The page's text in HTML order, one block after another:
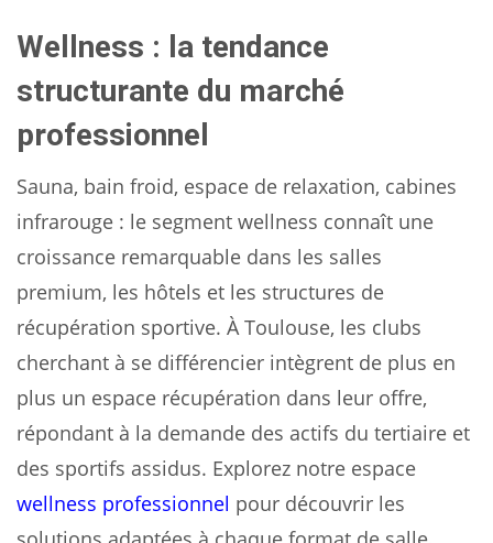
Wellness : la tendance
structurante du marché
professionnel
Sauna, bain froid, espace de relaxation, cabines
infrarouge : le segment wellness connaît une
croissance remarquable dans les salles
premium, les hôtels et les structures de
récupération sportive. À Toulouse, les clubs
cherchant à se différencier intègrent de plus en
plus un espace récupération dans leur offre,
répondant à la demande des actifs du tertiaire et
des sportifs assidus. Explorez notre espace
wellness professionnel pour découvrir les